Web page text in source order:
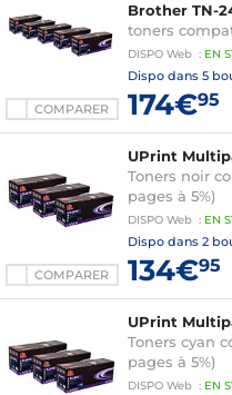
COMPARER
Brother TN-
toners
DISPO Web : EN
Dispo dans 5
174€95
COMPARER
UPrint
Toners noir
pages à 5%)
DISPO Web : EN
Dispo dans 2
134€95
UPrint
Toners cyan
pages à 5%)
DISPO Web : EN